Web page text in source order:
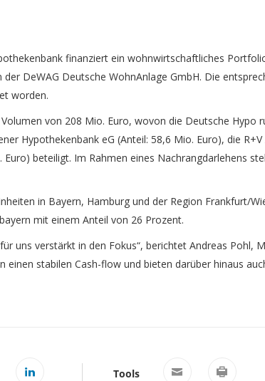
finanziert ein wohnwirtschaftliches
DeWAG Deutsche WohnAnlage GmbH. Die
worden.
von 208 Mio. Euro, wovon die Deutsche Hypo
Hypothekenbank eG (Anteil: 58,6 Mio. Euro), die R+V
beteiligt. Im Rahmen eines Nachrangdarlehens
in Bayern, Hamburg und der Region Frankfurt/
mit einem Anteil von 26 Prozent.
uns verstärkt in den Fokus“, berichtet Andreas Pohl,
einen stabilen Cash-flow und bieten darüber hinaus
Tools